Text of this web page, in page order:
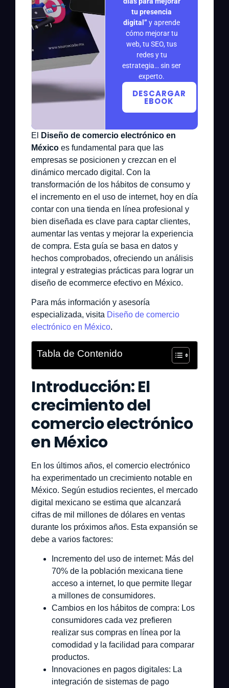
tu presencia
digital” y aprende
cómo mejorar tu
web, tu SEO, tus
redes y tu
estrategia… sin ser
experto.
DESCARGAR
EBOOK
El
Diseño de comercio electrónico en
México es fundamental para que las
empresas se posicionen y crezcan en el
dinámico mercado digital. Con la
transformación de los hábitos de consumo y
el incremento en el uso de internet, hoy en día
contar con una tienda en línea profesional y
bien diseñada es clave para captar clientes,
aumentar las ventas y mejorar la experiencia
de compra. Esta guía se basa en datos y
hechos comprobados, ofreciendo un análisis
integral y estrategias prácticas para lograr un
diseño de ecommerce efectivo en México.
Para más información y asesoría
especializada, visita Diseño de comercio
electrónico en México.
Tabla de Contenido
Introducción: El
crecimiento del
comercio electrónico
en México
En los últimos años, el comercio electrónico
ha experimentado un crecimiento notable en
México. Según estudios recientes, el mercado
digital mexicano se estima que alcanzará
cifras de mil millones de dólares en ventas
durante los próximos años. Esta expansión se
debe a varios factores:
Incremento del uso de internet: Más del
70% de la población mexicana tiene
acceso a internet, lo que permite llegar
a millones de consumidores.
Cambios en los hábitos de compra: Los
consumidores cada vez prefieren
realizar sus compras en línea por la
comodidad y la facilidad para comparar
productos.
Innovaciones en pagos digitales: La
integración de sistemas de pago